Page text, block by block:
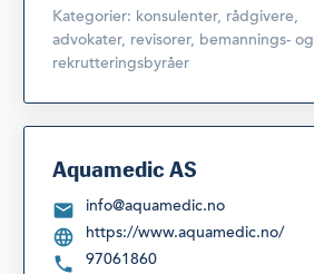
Kategorier: konsulenter, rådgivere,
advokater, revisorer, bemannings- og
rekrutteringsbyråer
Aquamedic AS
info@aquamedic.no
https://www.aquamedic.no/
97061860